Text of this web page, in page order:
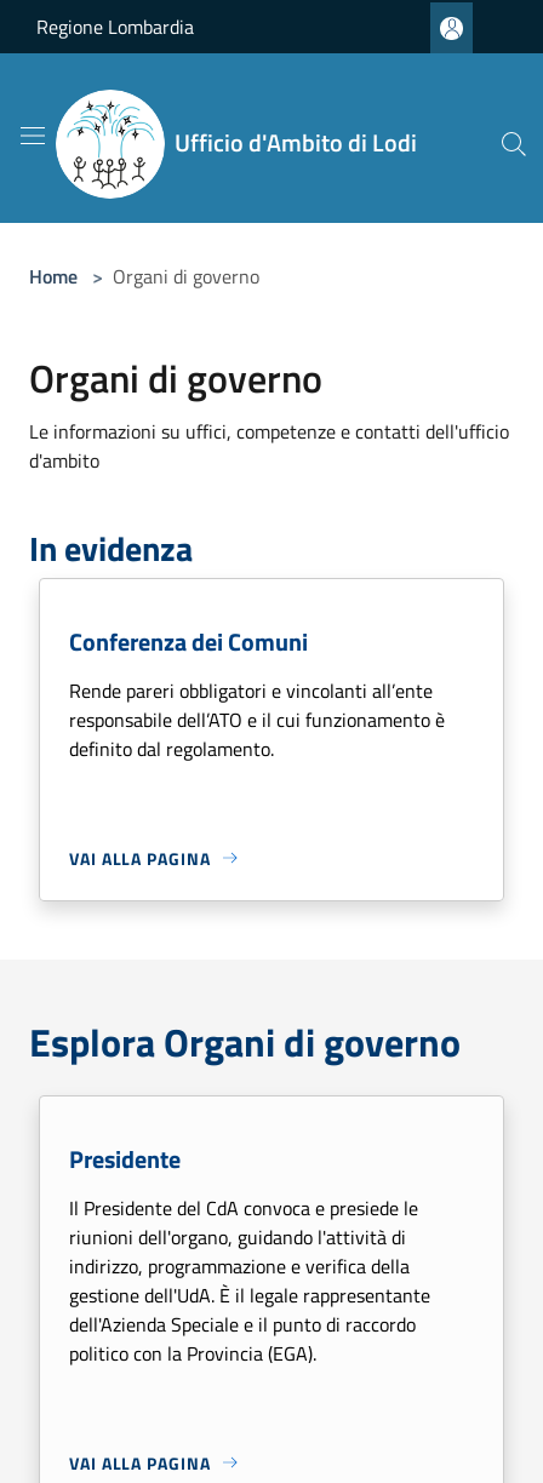
Salta al contenuto principale
Regione Lombardia
Ufficio d'Ambito di Lodi
Home > Organi di governo
Organi di governo
Le informazioni su uffici, competenze e contatti dell'ufficio
d'ambito
In evidenza
Conferenza dei Comuni
Rende pareri obbligatori e vincolanti all’ente
responsabile dell’ATO e il cui funzionamento è
definito dal regolamento.
VAI ALLA PAGINA
Esplora Organi di governo
Presidente
Il Presidente del CdA convoca e presiede le
riunioni dell'organo, guidando l'attività di
indirizzo, programmazione e verifica della
gestione dell'UdA. È il legale rappresentante
dell'Azienda Speciale e il punto di raccordo
politico con la Provincia (EGA).
VAI ALLA PAGINA